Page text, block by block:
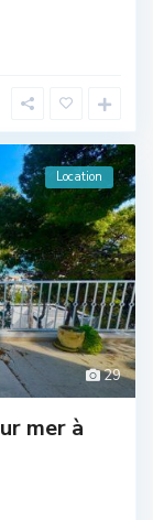
29
Location
mer à